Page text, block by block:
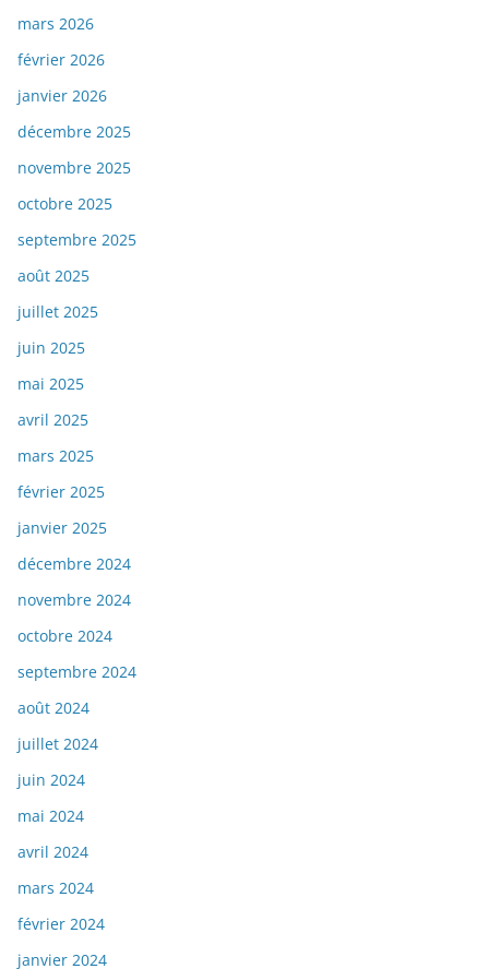
mars 2026
février 2026
janvier 2026
décembre 2025
novembre 2025
octobre 2025
septembre 2025
août 2025
juillet 2025
juin 2025
mai 2025
avril 2025
mars 2025
février 2025
janvier 2025
décembre 2024
novembre 2024
octobre 2024
septembre 2024
août 2024
juillet 2024
juin 2024
mai 2024
avril 2024
mars 2024
février 2024
janvier 2024